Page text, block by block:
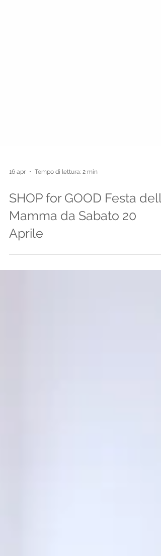
16 apr Tempo di lettura: 2 min
SHOP for GOOD Festa della
Mamma da Sabato 20
Aprile